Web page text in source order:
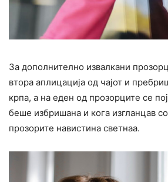
За дополнително извалкани
втора аплицација од чајот и
крпа, а на еден од прозорците се
беше избришана и кога изгланцав
прозорите навистина светнаа.